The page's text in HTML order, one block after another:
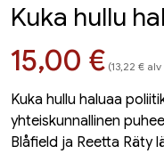
Kuka hullu
Hinta nyt
15,00 € (13,22 €
Kuka hullu haluaa
yhteiskunnallinen
Blåfield ja Reetta Räty